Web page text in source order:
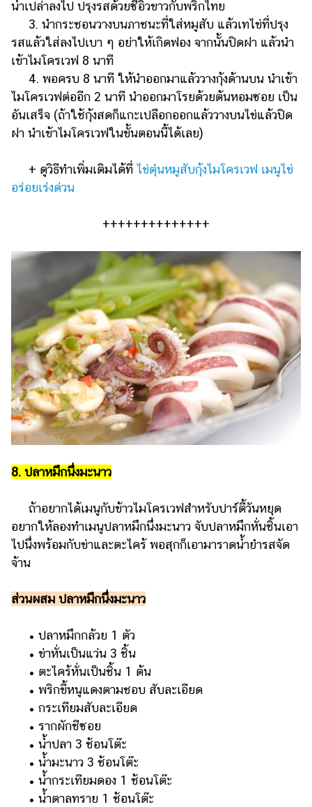
น้ำเปล่าลงไป ปรุงรสด้วยซีอิ๊วขาวกับพริกไทย
3. นำกระชอนวางบนภาชนะที่ใส่หมูสับ แล้วเทไข่ที่ปรุง
รสแล้วใส่ลงไปเบา ๆ อย่าให้เกิดฟอง จากนั้นปิดฝา แล้วนำ
เข้าไมโครเวฟ 8 นาที
4. พอครบ 8 นาที ให้นำออกมาแล้ววางกุ้งด้านบน นำเข้า
ไมโครเวฟต่ออีก 2 นาที นำออกมาโรยด้วยต้นหอมซอย เป็น
อันเสร็จ (ถ้าใช้กุ้งสดก็แกะเปลือกออกแล้ววางบนไข่แล้วปิด
ฝา นำเข้าไมโครเวฟในขั้นตอนนี้ได้เลย)
+ ดูวิธีทำเพิ่มเติมได้ที่ ไข่ตุ๋นหมูสับกุ้งไมโครเวฟ เมนูไข่
อร่อยเร่งด่วน
++++++++++++++
8. ปลาหมึกนึ่งมะนาว
ถ้าอยากได้เมนูกับข้าวไมโครเวฟสำหรับปาร์ตี้วันหยุด
อยากให้ลองทำเมนูปลาหมึกนึ่งมะนาว จับปลาหมึกหั่นชิ้นเอา
ไปนึ่งพร้อมกับข่าและตะไคร้ พอสุกก็เอามาราดน้ำยำรสจัด
จ้าน
ส่วนผสม ปลาหมึกนึ่งมะนาว
• ปลาหมึกกล้วย 1 ตัว
• ข่าหั่นเป็นแว่น 3 ชิ้น
• ตะไคร้หั่นเป็นชิ้น 1 ต้น
• พริกขี้หนูแดงตามชอบ สับละเอียด
• กระเทียมสับละเอียด
• รากผักชีซอย
• น้ำปลา 3 ช้อนโต๊ะ
• น้ำมะนาว 3 ช้อนโต๊ะ
• น้ำกระเทียมดอง 1 ช้อนโต๊ะ
• น้ำตาลทราย 1 ช้อนโต๊ะ